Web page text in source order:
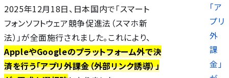
「ア
プリ
外
課
金」
2025年12月18日、日本国内で「スマート
フォンソフトウェア競争促進法（スマホ新
法）」が全面施行されました。これにより、
AppleやGoogleのプラットフォーム外で決
済を行う「アプリ外課金（外部リンク誘導）」